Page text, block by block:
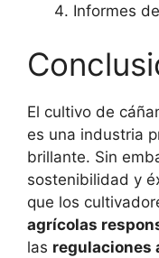
Informes
El cultivo de
es una industria
brillante. Sin
sostenibilidad y
que los
agrícolas
las regulaciones